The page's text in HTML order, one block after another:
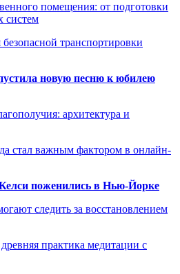
помещения: от подготовки
систем
транспортировки
новую песню к юбилею
архитектура и
стал важным фактором в онлайн-
поженились в Нью-Йорке
следить за восстановлением
практика медитации с